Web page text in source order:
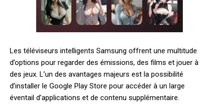
Les téléviseurs intelligents Samsung offrent une multitude
d’options pour regarder des émissions, des films et jouer à
des jeux. L’un des avantages majeurs est la possibilité
d’installer le Google Play Store pour accéder à un large
éventail d’applications et de contenu supplémentaire.